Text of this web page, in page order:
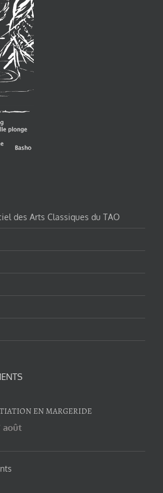
des Arts Classiques du TAO
EN MARGERIDE
août